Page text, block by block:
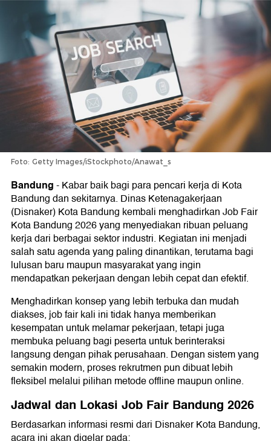
Foto: Getty Images/iStockphoto/Anawat_s
Bandung-Kabar baik bagi para pencari kerja di Kota
Bandung dan sekitarnya. Dinas Ketenagakerjaan
(Disnaker) Kota Bandung kembali menghadirkan Job Fair
Kota Bandung 2026 yang menyediakan ribuan peluang
kerja dari berbagai sektor industri. Kegiatan ini menjadi
salah satu agenda yang paling dinantikan, terutama bagi
lulusan baru maupun masyarakat yang ingin
mendapatkan pekerjaan dengan lebih cepat dan efektif.
Menghadirkan konsep yang lebih terbuka dan mudah
diakses, job fair kali ini tidak hanya memberikan
kesempatan untuk melamar pekerjaan, tetapi juga
membuka peluang bagi peserta untuk berinteraksi
langsung dengan pihak perusahaan. Dengan sistem yang
semakin modern, proses rekrutmen pun dibuat lebih
fleksibel melalui pilihan metode offline maupun online.
Jadwal dan Lokasi Job Fair Bandung 2026
Berdasarkan informasi resmi dari Disnaker Kota Bandung,